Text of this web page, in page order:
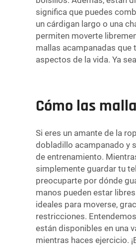
significa que puedes
un cárdigan largo o una
permiten moverte
mallas acampanadas
aspectos de la vida. Ya
Cómo las
Si eres un amante de la
dobladillo acampanado y
de entrenamiento.
simplemente guardar tu
preocuparte por dónde
manos pueden estar
ideales para moverse,
restricciones.
están disponibles en una
mientras haces ejercicio.